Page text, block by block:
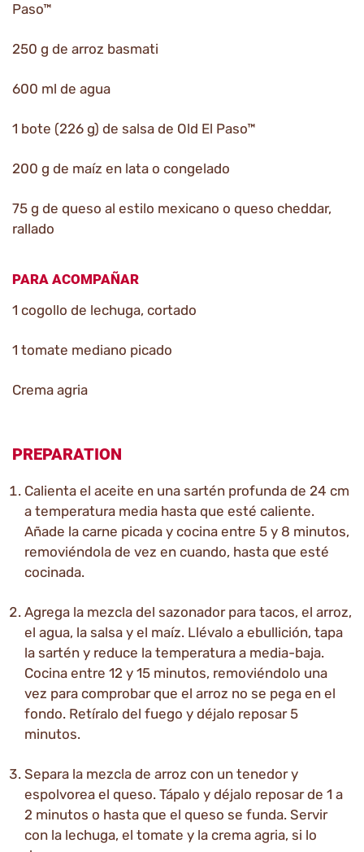
Paso™
250 g de arroz basmati
600 ml de agua
1 bote (226 g) de salsa de Old El Paso™
200 g de maíz en lata o congelado
75 g de queso al estilo mexicano o queso cheddar,
rallado
PARA ACOMPAÑAR
1 cogollo de lechuga, cortado
1 tomate mediano picado
Crema agria
PREPARATION
Calienta el aceite en una sartén profunda de 24 cm
a temperatura media hasta que esté caliente.
Añade la carne picada y cocina entre 5 y 8 minutos,
removiéndola de vez en cuando, hasta que esté
cocinada.
Agrega la mezcla del sazonador para tacos, el arroz,
el agua, la salsa y el maíz. Llévalo a ebullición, tapa
la sartén y reduce la temperatura a media-baja.
Cocina entre 12 y 15 minutos, removiéndolo una
vez para comprobar que el arroz no se pega en el
fondo. Retíralo del fuego y déjalo reposar 5
minutos.
Separa la mezcla de arroz con un tenedor y
espolvorea el queso. Tápalo y déjalo reposar de 1 a
2 minutos o hasta que el queso se funda. Servir
con la lechuga, el tomate y la crema agria, si lo